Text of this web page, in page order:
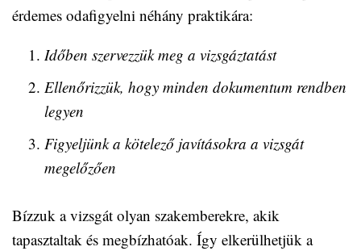
érdemes odafigyelni néhány praktikára:
Időben szervezzük meg a vizsgáztatást
Ellenőrizzük, hogy minden dokumentum rendben
legyen
Figyeljünk a kötelező javításokra a vizsgát
megelőzően
Bízzuk a vizsgát olyan szakemberekre, akik
tapasztaltak és megbízhatóak. Így elkerülhetjük a